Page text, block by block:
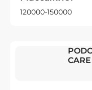
120000-150000
CARE